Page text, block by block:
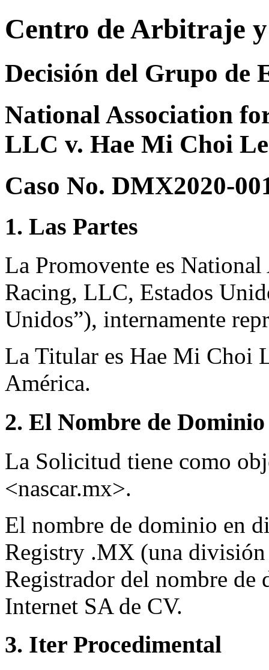
Centro de Arbitraje
Decisión del Grupo de
National Association
LLC v. Hae Mi Choi
Caso No. DMX2020-
1. Las Partes
La Promovente es
Racing, LLC, Estados
Unidos”), internamente
La Titular es Hae Mi Choi
América.
2. El Nombre de
La Solicitud tiene como
<nascar.mx>.
El nombre de dominio en
Registry .MX (una
Registrador del nombre
Internet SA de CV.
3. Iter Procedimental